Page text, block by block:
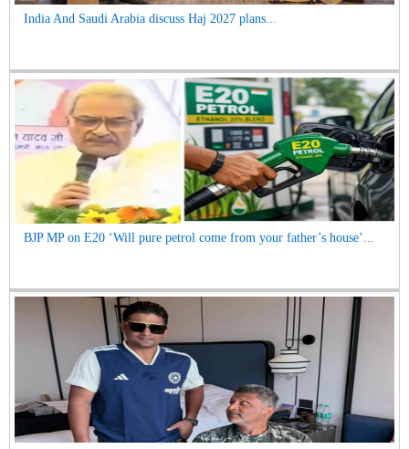
India And Saudi Arabia discuss Haj 2027 plans...
BJP MP on E20 ‘Will pure petrol come from your father’s house’...